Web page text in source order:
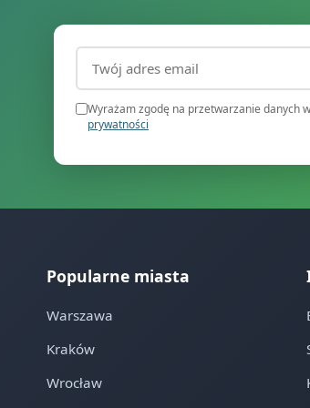
Adres email (wymagany)
Wyrażam zgodę na przetwarzanie danych
prywatności
Popularne miasta
Warszawa
Kraków
Wrocław